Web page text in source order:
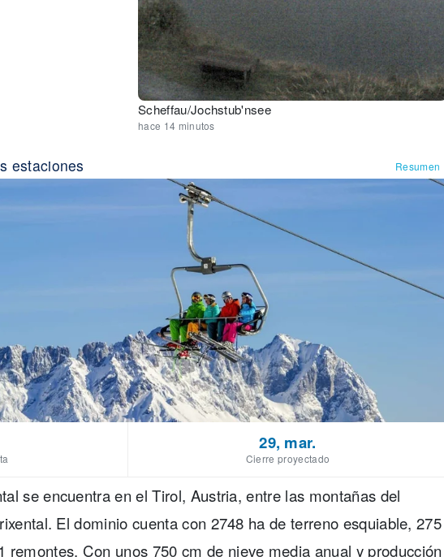
Scheffau/Jochstub'nsee
hace 14 minutos
estaciones Resumen
29, mar.
Cierre proyectado
se encuentra en el Tirol, Austria, entre las montañas del
El dominio cuenta con 2748 ha de terreno esquiable, 275
remontes. Con unos 750 cm de nieve media anual y producción